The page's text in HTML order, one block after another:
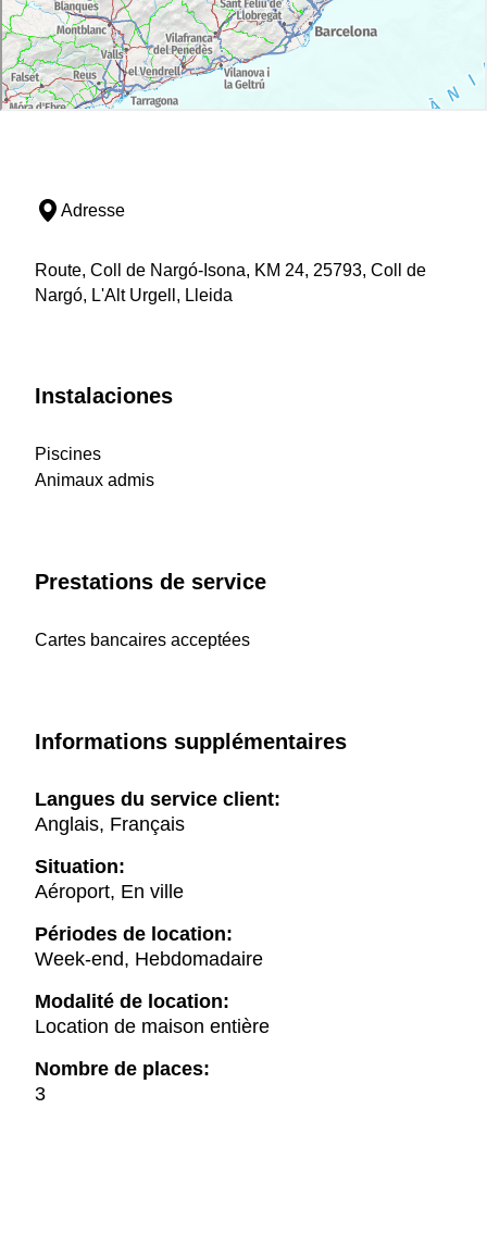
Adresse
Route, Coll de Nargó-Isona, KM 24, 25793, Coll de
Nargó, L'Alt Urgell, Lleida
Instalaciones
Piscines
Animaux admis
Prestations de service
Cartes bancaires acceptées
Informations supplémentaires
Langues du service client:
Anglais, Français
Situation:
Aéroport, En ville
Périodes de location:
Week-end, Hebdomadaire
Modalité de location:
Location de maison entière
Nombre de places:
3